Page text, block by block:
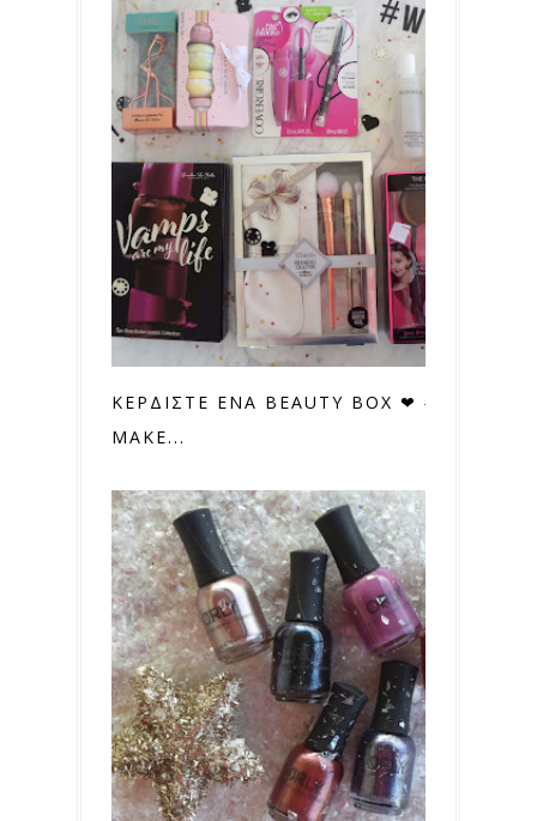
ΚΕΡΔΙΣΤΕ ΕΝΑ BEAUTY BOX ❤ #USA
MAKE...